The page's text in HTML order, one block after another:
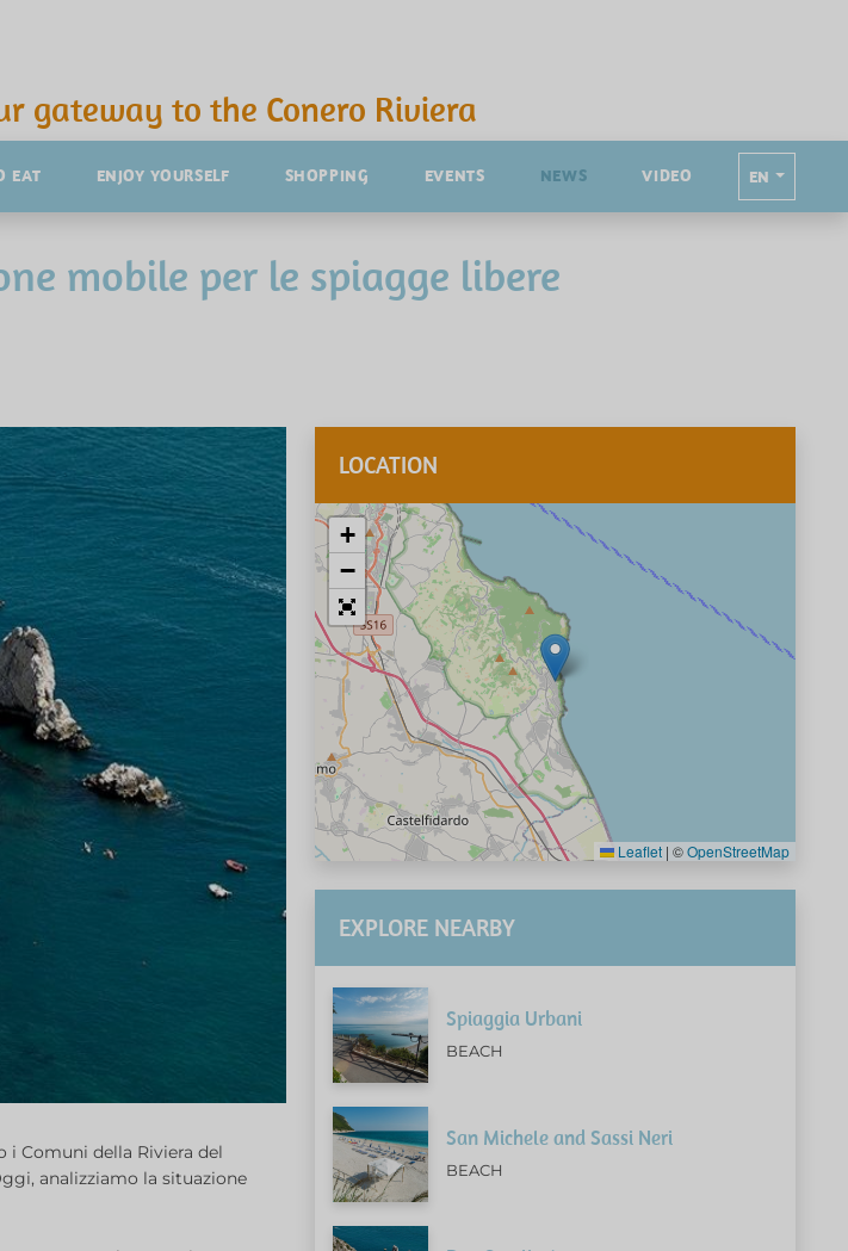
gateway to the Conero Riviera
EAT ENJOY YOURSELF SHOPPING EVENTS NEWS VIDEO EN
mobile per le spiagge libere
Comuni della Riviera del
analizziamo la situazione
LOCATION
+
−
Leaflet | ©OpenStreetMap
EXPLORE NEARBY
Spiaggia Urbani
BEACH
San Michele and Sassi Neri
BEACH